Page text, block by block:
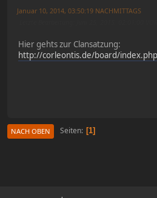
Januar 10, 2014, 03:50:19 NACHMITTAGS
Hier gehts zur Clansatzung:
http://corleontis.de/board/
NACH OBEN Seiten 1